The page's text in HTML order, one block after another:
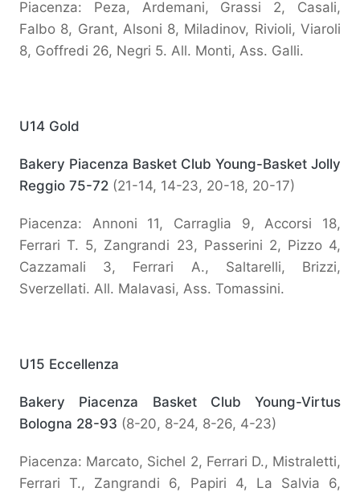
Piacenza: Peza, Ardemani, Grassi 2, Casali,
Falbo 8, Grant, Alsoni 8, Miladinov, Rivioli, Viaroli
8, Goffredi 26, Negri 5. All. Monti, Ass. Galli.
U14 Gold
Bakery Piacenza Basket Club Young-Basket Jolly
Reggio 75-72 (21-14, 14-23, 20-18, 20-17)
Piacenza: Annoni 11, Carraglia 9, Accorsi 18,
Ferrari T. 5, Zangrandi 23, Passerini 2, Pizzo 4,
Cazzamali 3, Ferrari A., Saltarelli, Brizzi,
Sverzellati. All. Malavasi, Ass. Tomassini.
U15 Eccellenza
Bakery Piacenza Basket Club Young-Virtus
Bologna 28-93 (8-20, 8-24, 8-26, 4-23)
Piacenza: Marcato, Sichel 2, Ferrari D., Mistraletti,
Ferrari T., Zangrandi 6, Papiri 4, La Salvia 6,